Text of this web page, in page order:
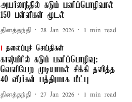
அயர்லாந்தில் கடும் பனிப்பொழிவால்
150 பள்ளிகள் மூடல்
தினத்தந்தி 28 Jan 2026 1 min read
தலைப்புச் செய்திகள்
காஷ்மீரில் கடும் பனிப்பொழிவு:
வெளியேற முடியாமல் சிக்கி தவித்த
40 வீரர்கள் பத்திரமாக மீட்பு
தினத்தந்தி 27 Jan 2026 1 min read